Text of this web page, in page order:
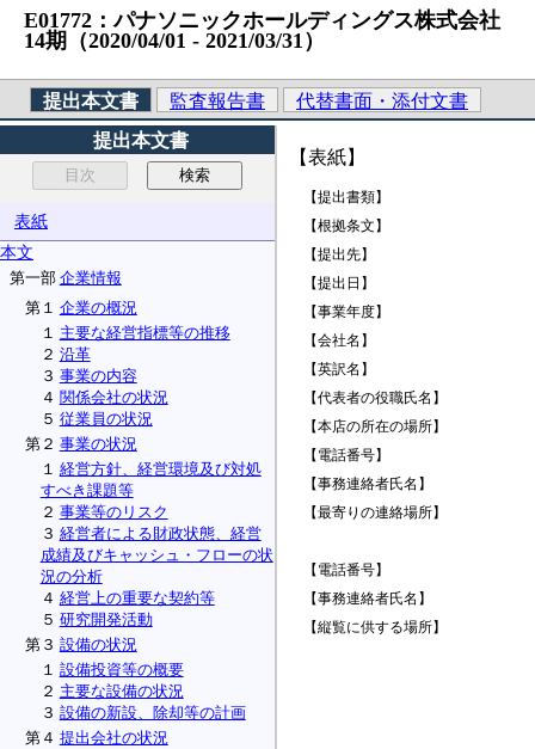
E01772：パナソニックホールディングス株式会社
14期（2020/04/01 ‐ 2021/03/31）
提出本文書 監査報告書
代替書面・添付文書
提出本文書